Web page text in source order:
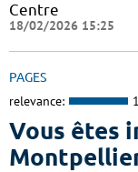
Centre
18/02/2026 15:25
PAGES
relevance:
Vous êtes